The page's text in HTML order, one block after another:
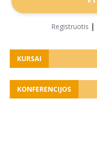
Registruotis |
KURSAI
KONFERENCIJOS